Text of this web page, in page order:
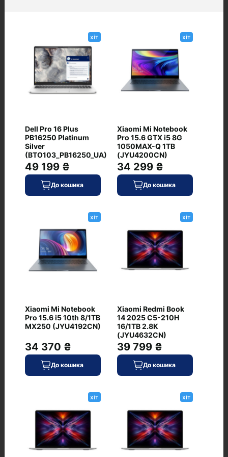
Маса, кг
Матеріал корпусу
алюміній/пластик
354x251x24,9
Живлення
USB Type-C (DisplayPort Alt Mode)
Зарядка по USB Type-C
Тип акумулятора
Li-ion
Додатково
Захищений ноутбук
Відгуки
хіт
Dell Pro 16 Plus
PB16250 Platinum
Silver
(BTO103_PB16250_UA)
49 199 ₴
До кошика
хіт
Xiaomi Mi Notebook
Pro 15.6 GTX i5 8G
1050MAX-Q 1TB
(JYU4200CN)
34 299 ₴
До кошика
хіт
Xiaomi Mi Notebook
Pro 15.6 i5 10th 8/1TB
MX250 (JYU4192CN)
34 370 ₴
До кошика
хіт
Xiaomi Redmi Book
14 2025 C5-210H
16/1TB 2.8K
(JYU4632CN)
39 799 ₴
До кошика
хіт хіт